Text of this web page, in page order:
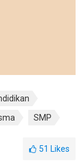
SMP
51 Likes